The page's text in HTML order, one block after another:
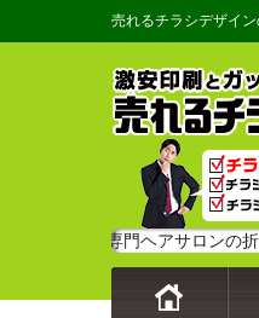
売れるチラシデザイ
育毛専門ヘアサロンの折込チラ